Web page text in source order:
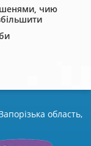
чию
область,